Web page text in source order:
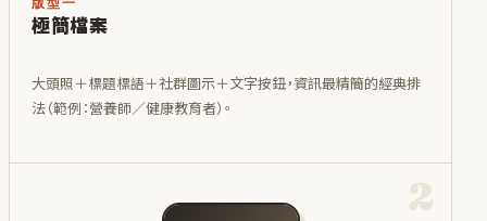
極簡檔案
大頭照＋標題標語＋社群圖示＋文字按鈕，資訊最精簡的經典排
法（範例：營養師／健康教育者）。
2